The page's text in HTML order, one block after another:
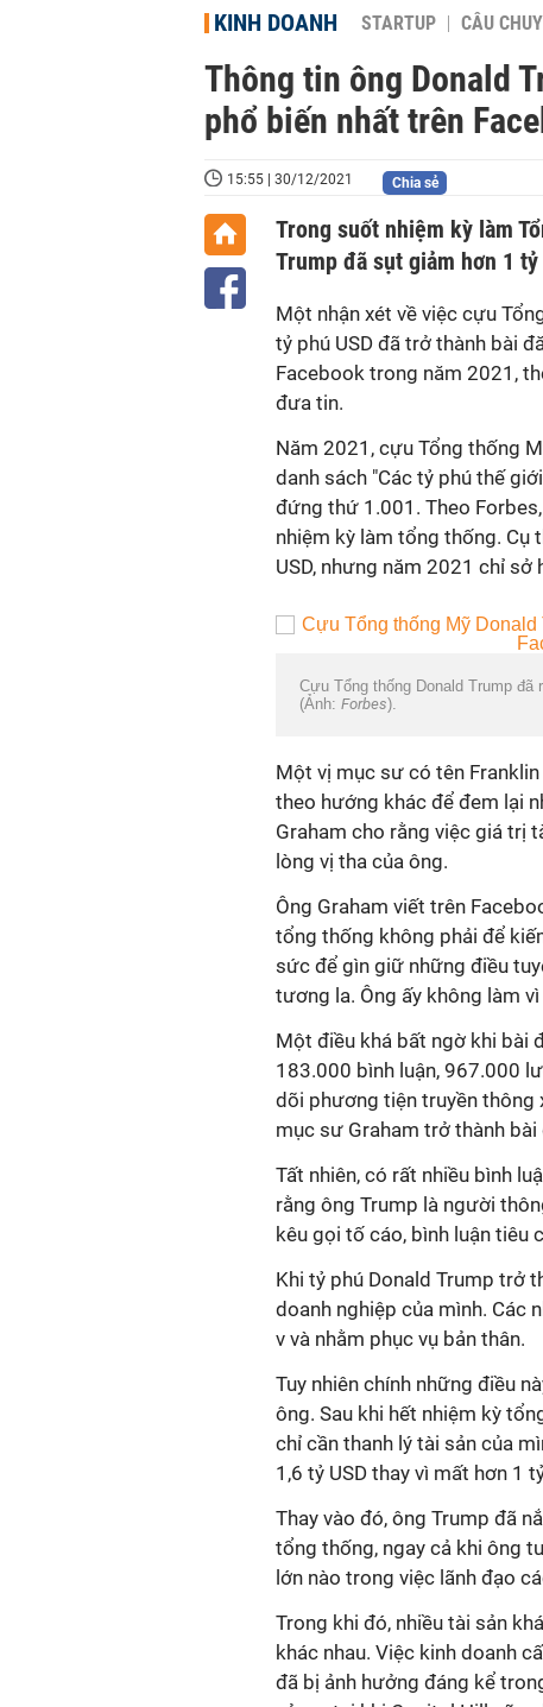
KINH DOANH STARTUP CÂU
Thông tin ông Donald
phổ biến nhất trên
15:55 | 30/12/2021 Chia sẻ
Trong suốt nhiệm kỳ làm
Trump đã sụt giảm hơn 1 tỷ
Một nhận xét về việc cựu
tỷ phú USD đã trở thành bài
Facebook trong năm 2021,
đưa tin.
Năm 2021, cựu Tổng thống
danh sách "Các tỷ phú thế
đứng thứ 1.001. Theo
nhiệm kỳ làm tổng thống. Cụ
USD, nhưng năm 2021 chỉ sở
Cựu Tổng thống Donald Trump đã
(Ảnh: Forbes).
Một vị mục sư có tên
theo hướng khác để đem lại
Graham cho rằng việc giá trị
lòng vị tha của ông.
Ông Graham viết trên
tổng thống không phải để
sức để gìn giữ những điều
tương la. Ông ấy không làm
Một điều khá bất ngờ khi bài
183.000 bình luận, 967.000
dõi phương tiện truyền thông
mục sư Graham trở thành
Tất nhiên, có rất nhiều bình
rằng ông Trump là người
kêu gọi tố cáo, bình luận tiêu
Khi tỷ phú Donald Trump trở
doanh nghiệp của mình. Các
v và nhằm phục vụ bản thân.
Tuy nhiên chính những điều
ông. Sau khi hết nhiệm kỳ
chỉ cần thanh lý tài sản của
1,6 tỷ USD thay vì mất hơn 1
Thay vào đó, ông Trump đã
tổng thống, ngay cả khi ông
lớn nào trong việc lãnh đạo
Trong khi đó, nhiều tài sản
khác nhau. Việc kinh doanh
đã bị ảnh hưởng đáng kể